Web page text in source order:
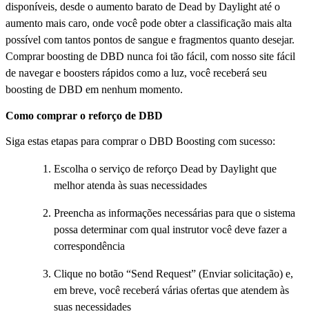
disponíveis, desde o aumento barato de Dead by Daylight até o
aumento mais caro, onde você pode obter a classificação mais alta
possível com tantos pontos de sangue e fragmentos quanto desejar.
Comprar boosting de DBD nunca foi tão fácil, com nosso site fácil
de navegar e boosters rápidos como a luz, você receberá seu
boosting de DBD em nenhum momento.
Como comprar o reforço de DBD
Siga estas etapas para comprar o DBD Boosting com sucesso:
Escolha o serviço de reforço Dead by Daylight que
melhor atenda às suas necessidades
Preencha as informações necessárias para que o sistema
possa determinar com qual instrutor você deve fazer a
correspondência
Clique no botão “Send Request” (Enviar solicitação) e,
em breve, você receberá várias ofertas que atendem às
suas necessidades